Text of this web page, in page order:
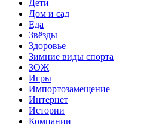
Дети
Дом и сад
Еда
Звёзды
Здоровье
Зимние виды спорта
ЗОЖ
Игры
Импортозамещение
Интернет
Истории
Компании